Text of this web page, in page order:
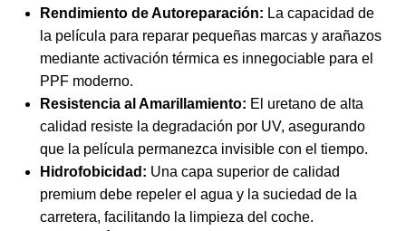
Rendimiento de Autoreparación: La capacidad de
la película para reparar pequeñas marcas y arañazos
mediante activación térmica es innegociable para el
PPF moderno.
Resistencia al Amarillamiento: El uretano de alta
calidad resiste la degradación por UV, asegurando
que la película permanezca invisible con el tiempo.
Hidrofobicidad: Una capa superior de calidad
premium debe repeler el agua y la suciedad de la
carretera, facilitando la limpieza del coche.